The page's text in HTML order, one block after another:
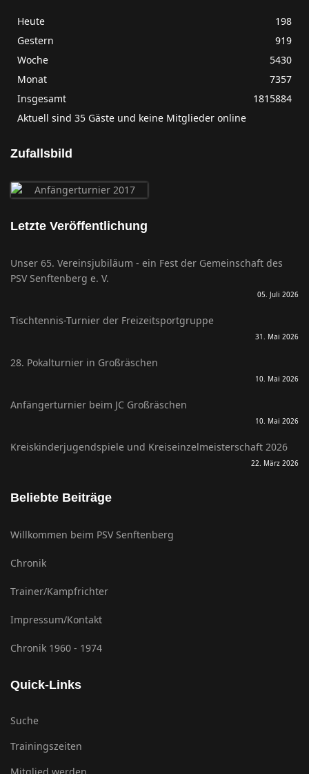
Heute
198
Gestern
919
Woche
5430
Monat
7357
Insgesamt
1815884
Aktuell sind 35 Gäste und keine Mitglieder online
Zufallsbild
Letzte Veröffentlichung
Unser 65. Vereinsjubiläum - ein Fest der Gemeinschaft des
PSV Senftenberg e. V.
05. Juli 2026
Tischtennis-Turnier der Freizeitsportgruppe
31. Mai 2026
28. Pokalturnier in Großräschen
10. Mai 2026
Anfängerturnier beim JC Großräschen
10. Mai 2026
Kreiskinderjugendspiele und Kreiseinzelmeisterschaft 2026
22. März 2026
Beliebte Beiträge
Willkommen beim PSV Senftenberg
Chronik
Trainer/Kampfrichter
Impressum/Kontakt
Chronik 1960 - 1974
Quick-Links
Suche
Trainingszeiten
Mitglied werden